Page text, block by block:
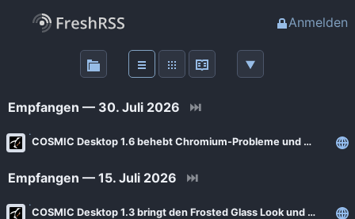
Anmelden
Haupt-Feeds
Wichtige Feeds
Empfangen — 30. Juli 2026 ⏭
COSMIC Desktop 1.6 behebt Chromium-Probleme und optimiert den Desktop
Empfangen — 15. Juli 2026 ⏭
COSMIC Desktop 1.3 bringt den Frosted Glass Look und viele Verbesserungen